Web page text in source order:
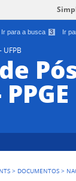
Ir para a busca 3 Ir
UFPB
> DOCUMENTOS >